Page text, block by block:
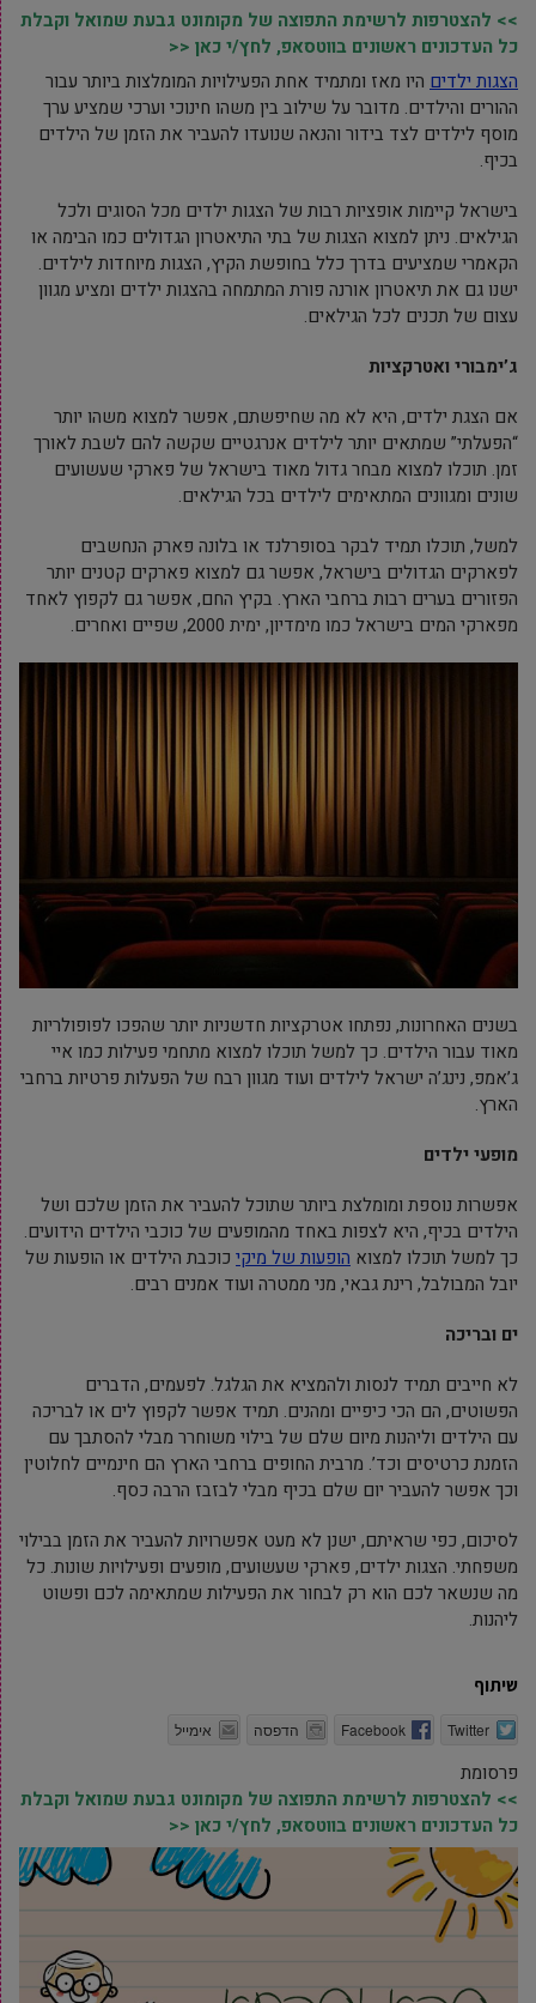
>> להצטרפות לרשימת התפוצה של מקומונט גבעת שמואל וקבלת
כל העדכונים ראשונים בווטסאפ, לחץ/י כאן <<
הצגות ילדים היו מאז ומתמיד אחת הפעילויות המומלצות ביותר עבור
ההורים והילדים. מדובר על שילוב בין משהו חינוכי וערכי שמציע ערך
מוסף לילדים לצד בידור והנאה שנועדו להעביר את הזמן של הילדים
בכיף.
בישראל קיימות אופציות רבות של הצגות ילדים מכל הסוגים ולכל
הגילאים. ניתן למצוא הצגות של בתי התיאטרון הגדולים כמו הבימה או
הקאמרי שמציעים בדרך כלל בחופשת הקיץ, הצגות מיוחדות לילדים.
ישנו גם את תיאטרון אורנה פורת המתמחה בהצגות ילדים ומציע מגוון
עצום של תכנים לכל הגילאים.
ג’ימבורי ואטרקציות
אם הצגת ילדים, היא לא מה שחיפשתם, אפשר למצוא משהו יותר
“הפעלתי” שמתאים יותר לילדים אנרגטיים שקשה להם לשבת לאורך
זמן. תוכלו למצוא מבחר גדול מאוד בישראל של פארקי שעשועים
שונים ומגוונים המתאימים לילדים בכל הגילאים.
למשל, תוכלו תמיד לבקר בסופרלנד או בלונה פארק הנחשבים
לפארקים הגדולים בישראל, אפשר גם למצוא פארקים קטנים יותר
הפזורים בערים רבות ברחבי הארץ. בקיץ החם, אפשר גם לקפוץ לאחד
מפארקי המים בישראל כמו מימדיון, ימית 2000, שפיים ואחרים.
בשנים האחרונות, נפתחו אטרקציות חדשניות יותר שהפכו לפופולריות
מאוד עבור הילדים. כך למשל תוכלו למצוא מתחמי פעילות כמו איי
ג’אמפ, נינג’ה ישראל לילדים ועוד מגוון רבח של הפעלות פרטיות ברחבי
הארץ.
מופעי ילדים
אפשרות נוספת ומומלצת ביותר שתוכל להעביר את הזמן שלכם ושל
הילדים בכיף, היא לצפות באחד מהמופעים של כוכבי הילדים הידועים.
כך למשל תוכלו למצוא הופעות של מיקי כוכבת הילדים או הופעות של
יובל המבולבל, רינת גבאי, מני ממטרה ועוד אמנים רבים.
ים ובריכה
לא חייבים תמיד לנסות ולהמציא את הגלגל. לפעמים, הדברים
הפשוטים, הם הכי כיפיים ומהנים. תמיד אפשר לקפוץ לים או לבריכה
עם הילדים וליהנות מיום שלם של בילוי משוחרר מבלי להסתבך עם
הזמנת כרטיסים וכד’. מרבית החופים ברחבי הארץ הם חינמיים לחלוטין
וכך אפשר להעביר יום שלם בכיף מבלי לבזבז הרבה כסף.
לסיכום, כפי שראיתם, ישנן לא מעט אפשרויות להעביר את הזמן בבילוי
משפחתי. הצגות ילדים, פארקי שעשועים, מופעים ופעילויות שונות. כל
מה שנשאר לכם הוא רק לבחור את הפעילות שמתאימה לכם ופשוט
ליהנות.
שיתוף
Twitter
Facebook הדפסה אימייל
פרסומת
>> להצטרפות לרשימת התפוצה של מקומונט גבעת שמואל וקבלת
כל העדכונים ראשונים בווטסאפ, לחץ/י כאן <<